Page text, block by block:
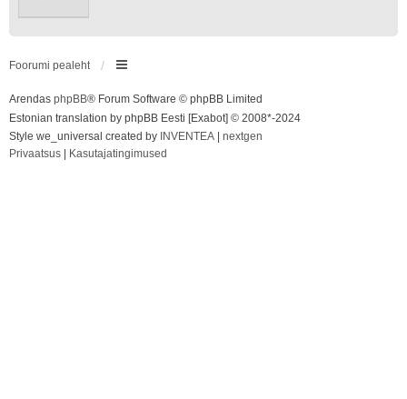
Foorumi pealeht
Arendas phpBB® Forum Software © phpBB Limited
Estonian translation by phpBB Eesti [Exabot] © 2008*-2024
Style we_universal created by INVENTEA
nextgen
Privaatsus
Kasutajatingimused